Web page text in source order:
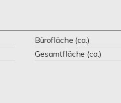
Bürofläche (ca.)
Gesamtfläche (ca.)